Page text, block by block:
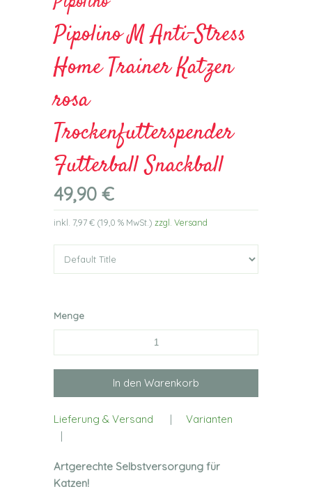
Pipolino M Anti-Stress
Home Trainer Katzen
rosa
Trockenfutterspender
Futterball Snackball
49,90 €
inkl. 7,97 € (19,0 % MwSt.) zzgl. Versand
Menge
Lieferung & Versand |
Varianten
|
Artgerechte Selbstversorgung für
Katzen!